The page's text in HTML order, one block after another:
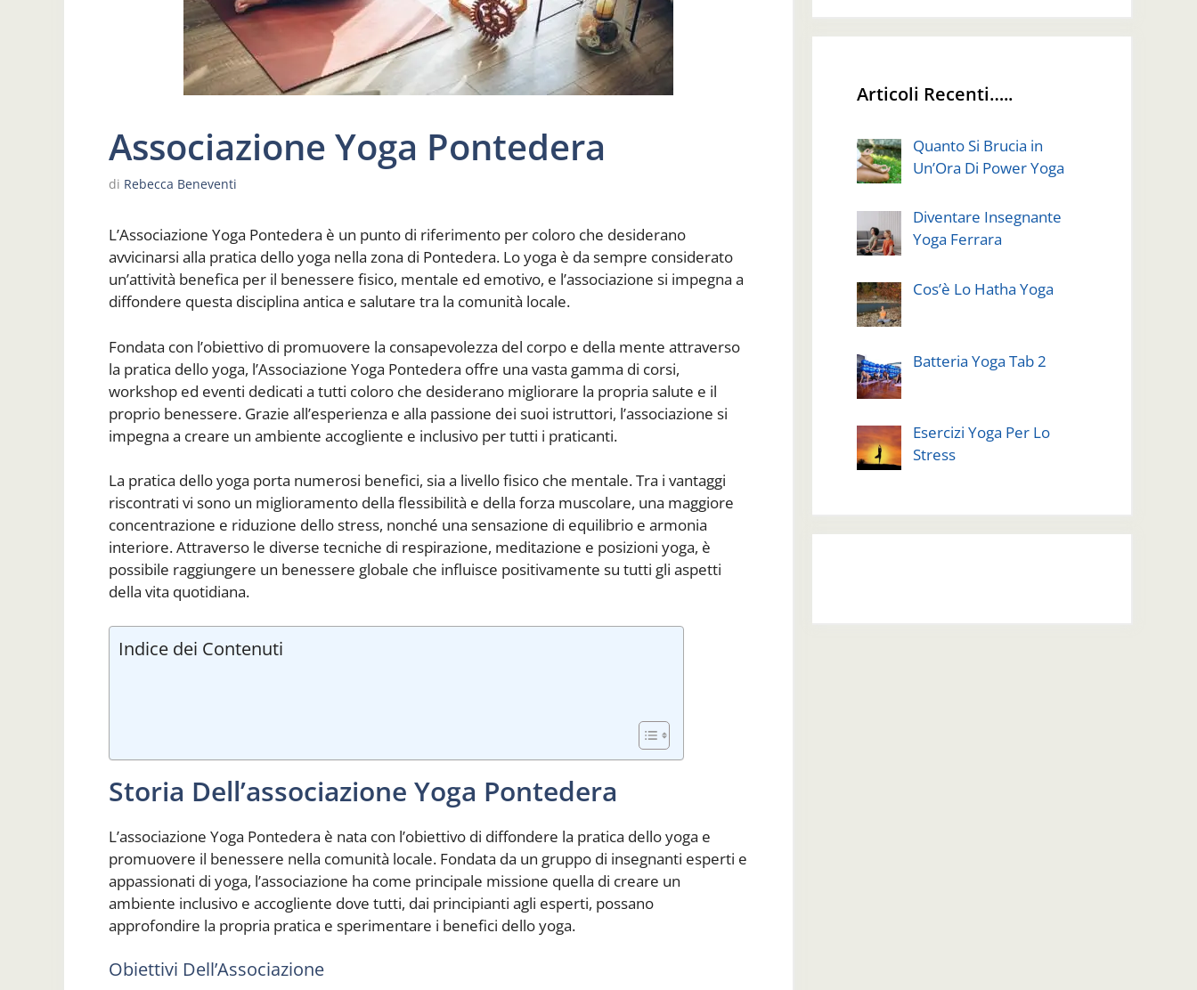
Associazione Yoga Pontedera
di Rebecca Beneventi
L’Associazione Yoga Pontedera è un punto di riferimento per coloro che desiderano
avvicinarsi alla pratica dello yoga nella zona di Pontedera. Lo yoga è da sempre considerato
un’attività benefica per il benessere fisico, mentale ed emotivo, e l’associazione si impegna a
diffondere questa disciplina antica e salutare tra la comunità locale.
Fondata con l’obiettivo di promuovere la consapevolezza del corpo e della mente attraverso
la pratica dello yoga, l’Associazione Yoga Pontedera offre una vasta gamma di corsi,
workshop ed eventi dedicati a tutti coloro che desiderano migliorare la propria salute e il
proprio benessere. Grazie all’esperienza e alla passione dei suoi istruttori, l’associazione si
impegna a creare un ambiente accogliente e inclusivo per tutti i praticanti.
La pratica dello yoga porta numerosi benefici, sia a livello fisico che mentale. Tra i vantaggi
riscontrati vi sono un miglioramento della flessibilità e della forza muscolare, una maggiore
concentrazione e riduzione dello stress, nonché una sensazione di equilibrio e armonia
interiore. Attraverso le diverse tecniche di respirazione, meditazione e posizioni yoga, è
possibile raggiungere un benessere globale che influisce positivamente su tutti gli aspetti
della vita quotidiana.
Indice dei Contenuti
Storia Dell’associazione Yoga Pontedera
L’associazione Yoga Pontedera è nata con l’obiettivo di diffondere la pratica dello yoga e
promuovere il benessere nella comunità locale. Fondata da un gruppo di insegnanti esperti e
appassionati di yoga, l’associazione ha come principale missione quella di creare un
ambiente inclusivo e accogliente dove tutti, dai principianti agli esperti, possano
approfondire la propria pratica e sperimentare i benefici dello yoga.
Obiettivi Dell’Associazione
Articoli Recenti…..
Quanto Si Brucia in
Un’Ora Di Power Yoga
Diventare Insegnante
Yoga Ferrara
Cos’è Lo Hatha Yoga
Batteria Yoga Tab 2
Esercizi Yoga Per Lo
Stress